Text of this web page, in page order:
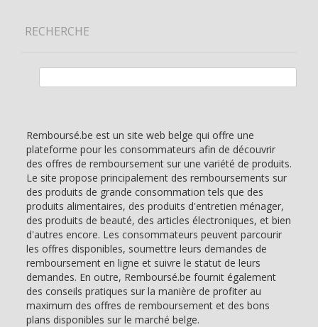
RECHERCHE
Remboursé.be est un site web belge qui offre une
plateforme pour les consommateurs afin de découvrir
des offres de remboursement sur une variété de produits.
Le site propose principalement des remboursements sur
des produits de grande consommation tels que des
produits alimentaires, des produits d'entretien ménager,
des produits de beauté, des articles électroniques, et bien
d'autres encore. Les consommateurs peuvent parcourir
les offres disponibles, soumettre leurs demandes de
remboursement en ligne et suivre le statut de leurs
demandes. En outre, Remboursé.be fournit également
des conseils pratiques sur la manière de profiter au
maximum des offres de remboursement et des bons
plans disponibles sur le marché belge.